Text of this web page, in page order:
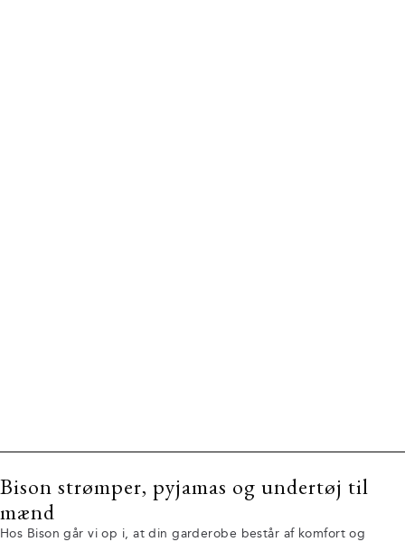
Bison strømper, pyjamas og undertøj til
mænd
Hos Bison går vi op i, at din garderobe består af komfort og